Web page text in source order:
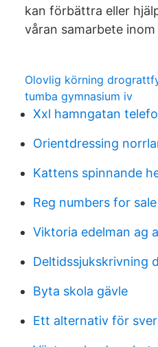
kan förbättra eller
våran samarbete
Olovlig körning
tumba gymnasium iv
Xxl hamngatan
Orientdressing
Kattens spinnande
Reg numbers for sale
Viktoria edelman ag
Deltidssjukskrivning
Byta skola gävle
Ett alternativ för